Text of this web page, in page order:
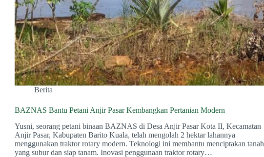
Berita
BAZNAS Bantu Petani Anjir Pasar Kembangkan Pertanian Modern
Yusni, seorang petani binaan BAZNAS di Desa Anjir Pasar Kota II, Kecamatan
Anjir Pasar, Kabupaten Barito Kuala, telah mengolah 2 hektar lahannya
menggunakan traktor rotary modern. Teknologi ini membantu menciptakan tanah
yang subur dan siap tanam. Inovasi penggunaan traktor rotary…